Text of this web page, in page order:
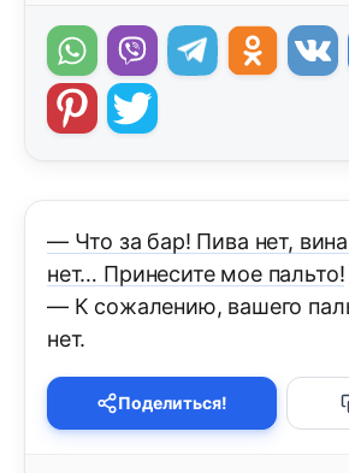
— Что за бар! Пива нет, вина
нет… Принесите мое пальто!
— К сожалению, вашего
нет.
Поделиться!